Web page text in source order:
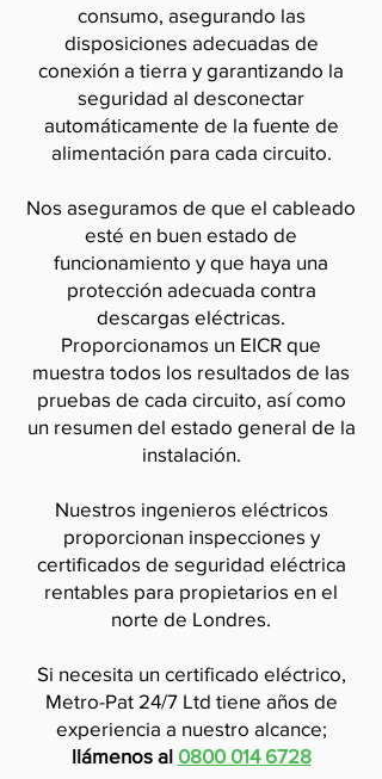
consumo, asegurando las
disposiciones adecuadas de
conexión a tierra y garantizando la
seguridad al desconectar
automáticamente de la fuente de
alimentación para cada circuito.
Nos aseguramos de que el cableado
esté en buen estado de
funcionamiento y que haya una
protección adecuada contra
descargas eléctricas.
Proporcionamos un EICR que
muestra todos los resultados de las
pruebas de cada circuito, así como
un resumen del estado general de la
instalación.
Nuestros ingenieros eléctricos
proporcionan inspecciones y
certificados de seguridad eléctrica
rentables para propietarios en el
norte de Londres.
Si necesita un certificado eléctrico,
Metro-Pat 24/7 Ltd tiene años de
experiencia a nuestro alcance;
llámenos al 0800 014 6728